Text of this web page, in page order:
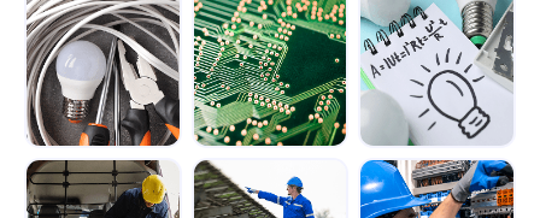
Module 1 - Les
bases de
l'électricité
Explorer le
circuit
Module 3 -
Manipuler les
principales for...